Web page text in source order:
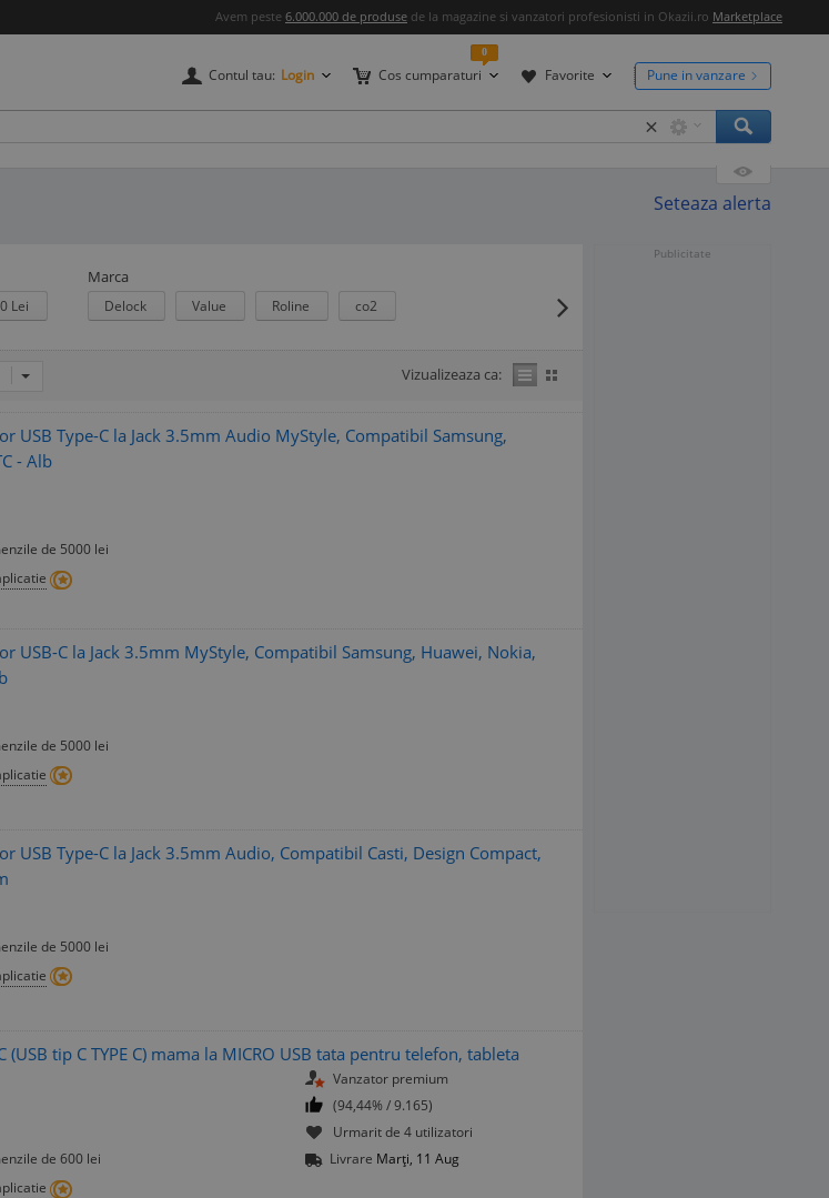
Avem peste 6.000.000 de produse de la magazine si vanzatori profesionisti in Okazii.ro Marketplace
Contul tau: Login Cos cumparaturi
0
Favorite Pune in vanzare
×
Seteaza alerta
Lei
Marca
Delock Value Roline co2
Vizualizeaza ca:
USB Type-C la Jack 3.5mm Audio MyStyle, Compatibil Samsung,
- Alb
de 5000 lei
USB-C la Jack 3.5mm MyStyle, Compatibil Samsung, Huawei, Nokia,
de 5000 lei
USB Type-C la Jack 3.5mm Audio, Compatibil Casti, Design Compact,
de 5000 lei
(USB tip C TYPE C) mama la MICRO USB tata pentru telefon, tableta
de 600 lei
Vanzator premium
(94,44% / 9.165)
Urmarit de 4 utilizatori
Livrare Marți, 11 Aug
Publicitate